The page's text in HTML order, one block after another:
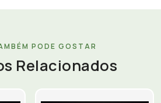
PODE GOSTAR
Relacionados